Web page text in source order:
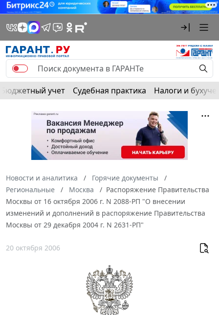
Бюджетный учет Судебная практика Налоги и
Новости и аналитика
Горячие документы
Региональные
Москва
Распоряжение Правительства
Москвы от 16 октября 2006 г. N 2088-РП "О внесении
изменений и дополнений в распоряжение Правительства
Москвы от 29 декабря 2004 г. N 2631-РП"
20 октября 2006